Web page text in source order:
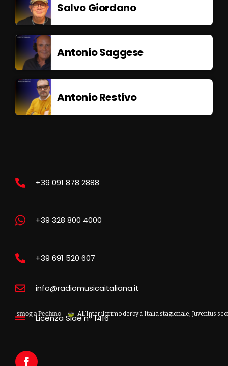
Salvo Giordano
Antonio Saggese
Antonio Restivo
a Pechino All’Inter il primo derby d’Italia stagionale, Juventus sconfitta 2-1
+39 091 878 2888
+39 328 800 4000
+39 691 520 607
info@radiomusicaitaliana.it
Licenza Siae n° 1416